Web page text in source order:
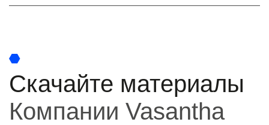
навигации
Скачайте материалы
Компании Vasantha